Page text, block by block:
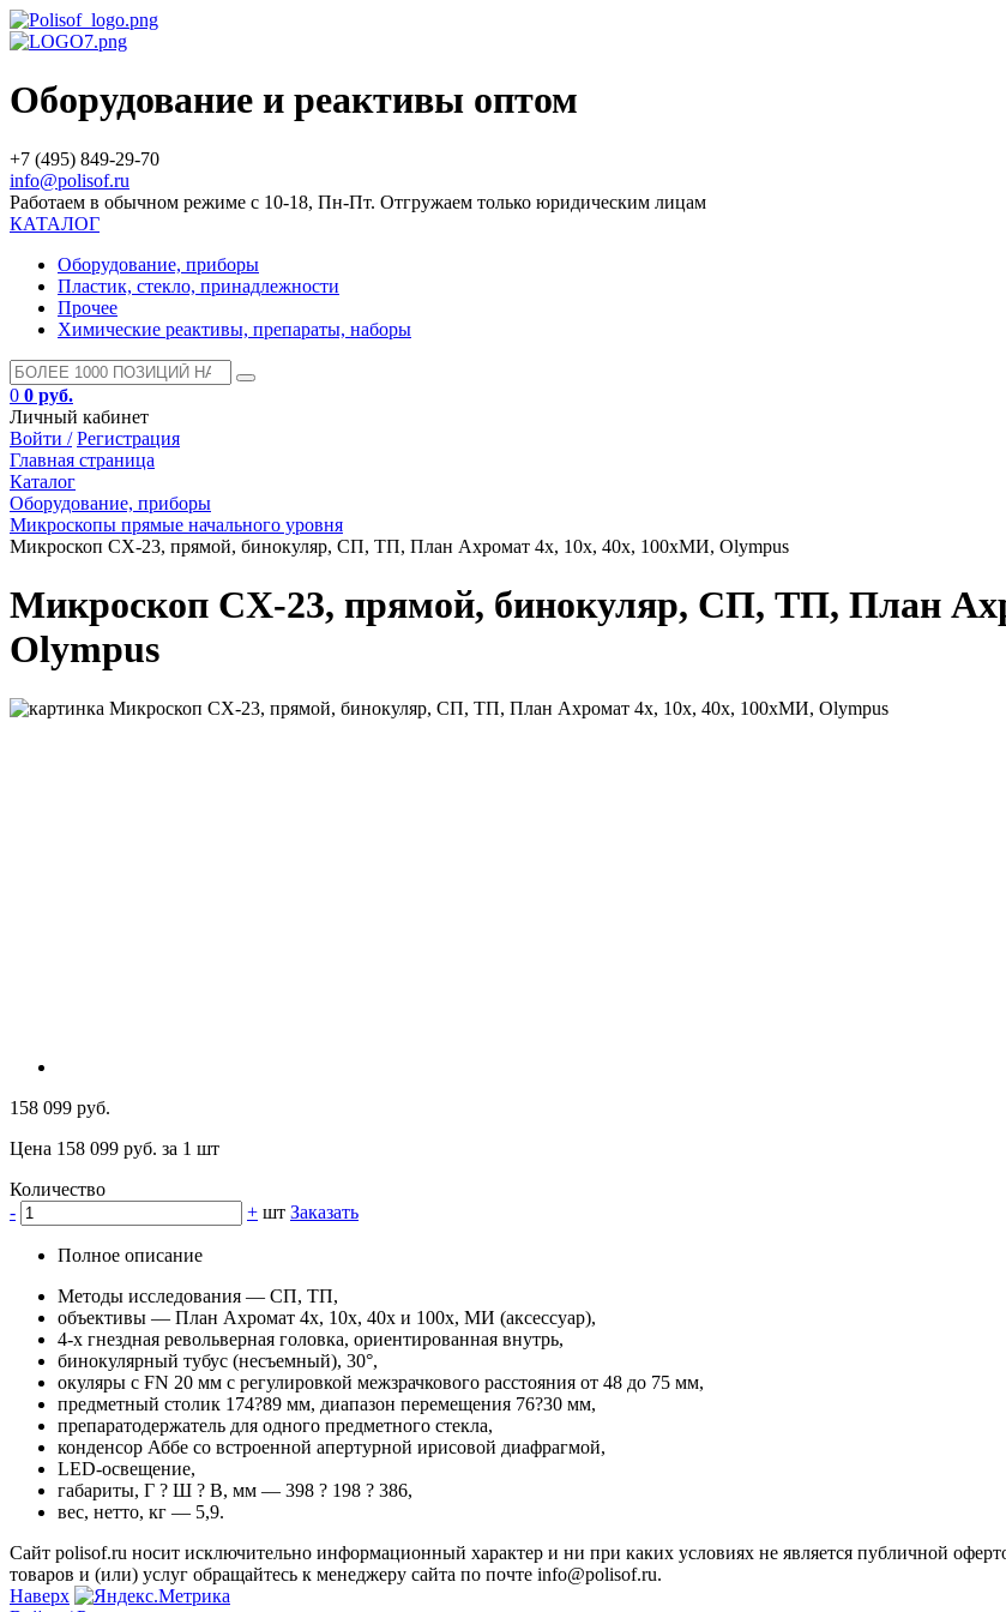
Оборудование и реактивы оптом
+7 (495) 849-29-70
info@polisof.ru
Работаем в обычном режиме с 10-18, Пн-Пт. Отгружаем только юридическим лицам
КАТАЛОГ
Оборудование, приборы
Пластик, стекло, принадлежности
Прочее
Химические реактивы, препараты, наборы
0 0 руб.
Личный кабинет
Войти / Регистрация
Главная страница
Каталог
Оборудование, приборы
Микроскопы прямые начального уровня
Микроскоп CX-23, прямой, бинокуляр, СП, ТП, План Ахромат 4х, 10х, 40х, 100хМИ, Olympus
Микроскоп CX-23, прямой, бинокуляр, СП, ТП, План
Olympus
158 099 руб.
Цена 158 099 руб. за 1 шт
Количество
-
+ шт Заказать
Полное описание
Методы исследования — СП, ТП,
объективы — План Ахромат 4х, 10х, 40х и 100х, МИ (аксессуар),
4-х гнездная револьверная головка, ориентированная внутрь,
бинокулярный тубус (несъемный), 30°,
окуляры с FN 20 мм с регулировкой межзрачкового расстояния от 48 до 75 мм,
предметный столик 174?89 мм, диапазон перемещения 76?30 мм,
препаратодержатель для одного предметного стекла,
конденсор Аббе со встроенной aпepтуpной иpиcoвой диaфpaгмой,
LED-освещение,
габариты, Г ? Ш ? В, мм — 398 ? 198 ? 386,
вес, нетто, кг — 5,9.
Сайт polisof.ru носит исключительно информационный характер и ни при каких условиях не является публичной
товаров и (или) услуг обращайтесь к менеджеру сайта по почте info@polisof.ru.
Наверх